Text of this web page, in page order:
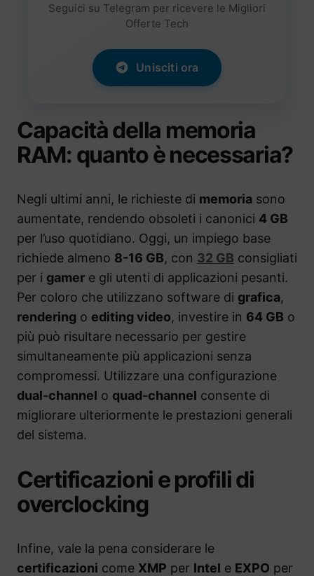
Seguici su Telegram per ricevere le Migliori
Offerte Tech
Unisciti ora
Capacità della memoria
RAM: quanto è necessaria?
Negli ultimi anni, le richieste di memoria sono
aumentate, rendendo obsoleti i canonici 4 GB
per l’uso quotidiano. Oggi, un impiego base
richiede almeno 8-16 GB, con 32 GB consigliati
per i gamer e gli utenti di applicazioni pesanti.
Per coloro che utilizzano software di grafica,
rendering o editing video, investire in 64 GB o
più può risultare necessario per gestire
simultaneamente più applicazioni senza
compromessi. Utilizzare una configurazione
dual-channel o quad-channel consente di
migliorare ulteriormente le prestazioni generali
del sistema.
Certificazioni e profili di
overclocking
Infine, vale la pena considerare le
certificazioni come XMP per Intel e EXPO per